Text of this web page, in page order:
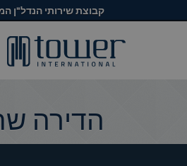
קבוצת שירותי הנדל"ן
הדירה